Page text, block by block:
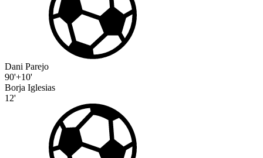
Dani Parejo
90'+10'
Borja Iglesias
12'